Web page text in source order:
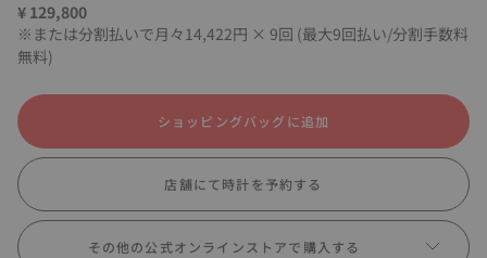
¥ 129,800
※または分割払いで月々14,422円 × 9回 (最大9回払い/分割手数料
無料)
ショッピングバッグに追加
店舗にて時計を予約する
その他の公式オンラインストアで購入する